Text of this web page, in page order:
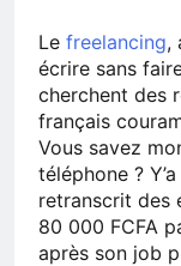
Le freelancing,
écrire sans
cherchent des
français
Vous savez
téléphone ?
retranscrit des
80 000 FCFA
après son job